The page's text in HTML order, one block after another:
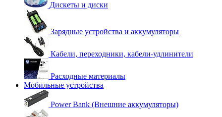
Дискеты и диски
Зарядные устройства и аккумуляторы
Кабели, переходники, кабели-удлинители
Расходные материалы
Мобильные устройства
Power Bank (Внешние аккумуляторы)